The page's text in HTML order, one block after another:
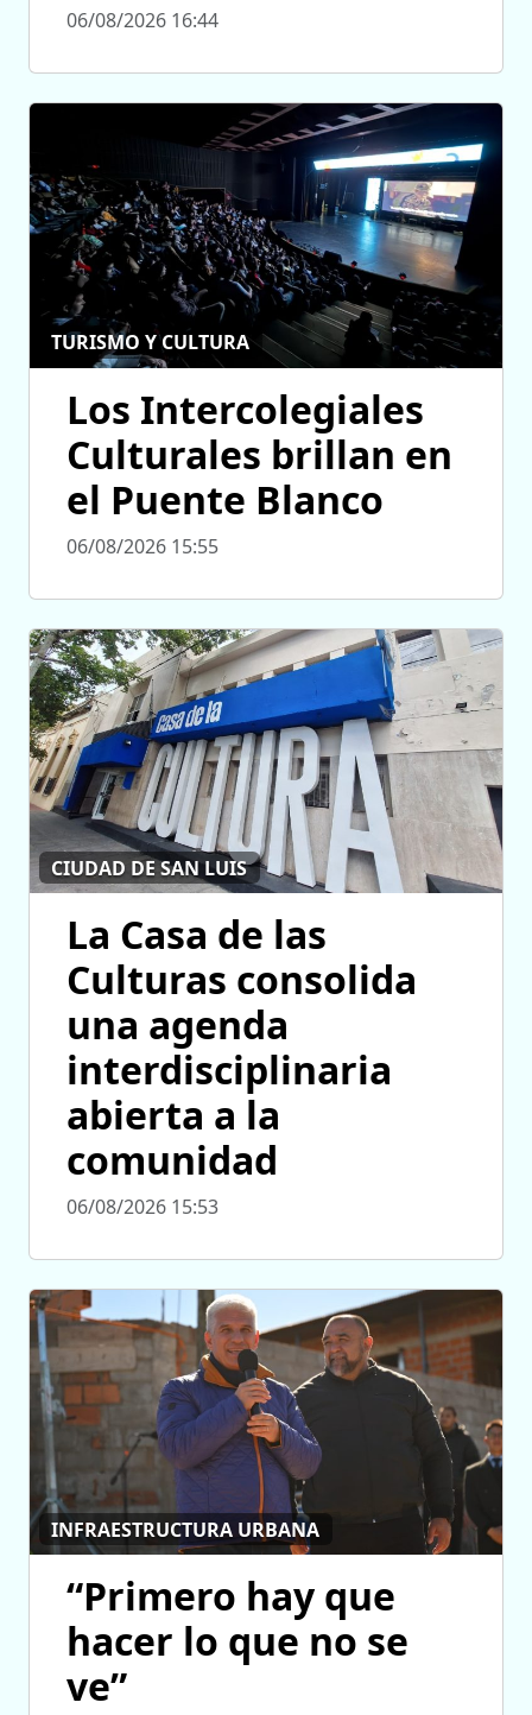
06/08/2026 16:44
TURISMO Y CULTURA
Los Intercolegiales
Culturales brillan en
el Puente Blanco
06/08/2026 15:55
CIUDAD DE SAN LUIS
La Casa de las
Culturas consolida
una agenda
interdisciplinaria
abierta a la
comunidad
06/08/2026 15:53
INFRAESTRUCTURA URBANA
“Primero hay que
hacer lo que no se
ve”